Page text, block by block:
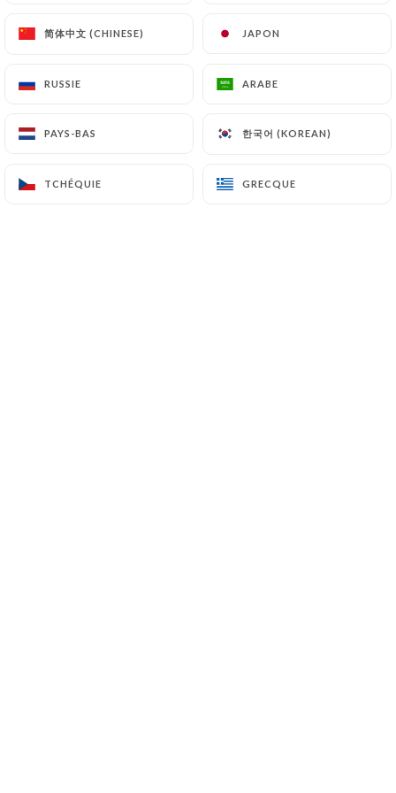
简体中文 (CHINESE) JAPON
RUSSIE ARABE
PAYS-BAS 한국어 (KOREAN)
TCHÉQUIE GRECQUE
简体中文 (CHINESE) JAPON
RUSSIE ARABE
PAYS-BAS 한국어 (KOREAN)
TCHÉQUIE GRECQUE